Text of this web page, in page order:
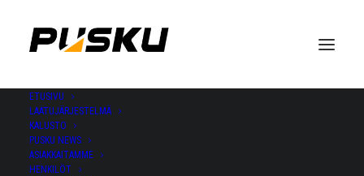
ETUSIVU
LAATUJÄRJESTELMÄ
KALUSTO
PUSKU NEWS
ASIAKKAITAMME
HENKILÖT